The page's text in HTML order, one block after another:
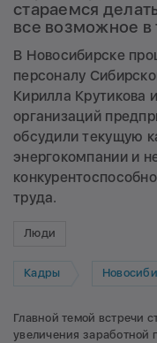
стараемся
все возможное в
В Новосибирске
персоналу
Кирилла Крутикова
организаций
обсудили текущую
энергокомпании и
труда.
Люди
Кадры
Главной темой встречи
увеличения заработной